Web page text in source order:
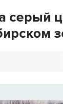
серый